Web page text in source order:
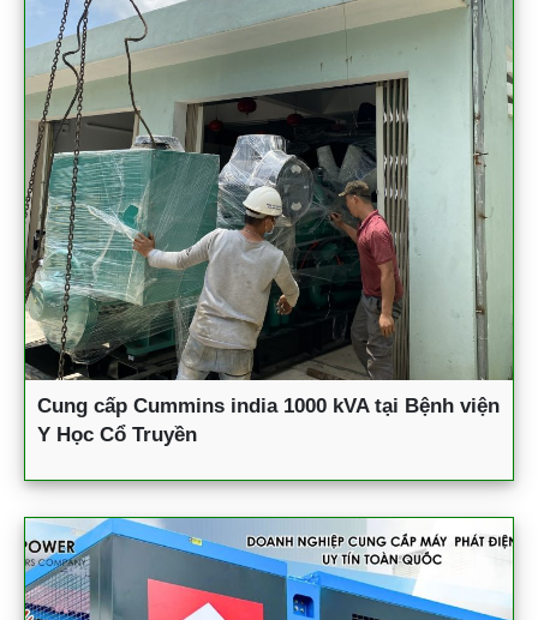
Cung cấp Cummins india 1000 kVA tại Bệnh viện
Y Học Cổ Truyền